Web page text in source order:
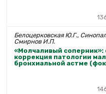
Белоцерковская Ю.Г.,
Смирнов И.П.
«Молчаливый соперник»:
коррекция патологии
бронхиальной астме